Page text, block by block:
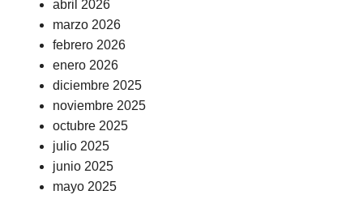
abril 2026
marzo 2026
febrero 2026
enero 2026
diciembre 2025
noviembre 2025
octubre 2025
julio 2025
junio 2025
mayo 2025